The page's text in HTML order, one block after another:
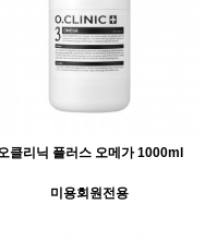
오클리닉 플러스 오메가 1000ml
미용회원전용